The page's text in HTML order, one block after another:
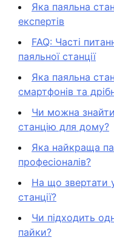
Яка паяльна
експертів
FAQ: Часті
паяльної станції
Яка паяльна
смартфонів та
Чи можна
станцію для дому?
Яка найкраща
професіоналів?
На що звертати
станції?
Чи підходить
пайки?